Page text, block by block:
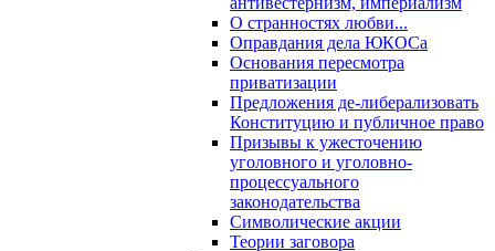
О странностях любви...
Оправдания дела ЮКОСа
Основания пересмотра
приватизации
Предложения де-либерализовать
Конституцию и публичное право
Призывы к ужесточению
уголовного и уголовно-
процессуального
законодательства
Символические акции
Теории заговора